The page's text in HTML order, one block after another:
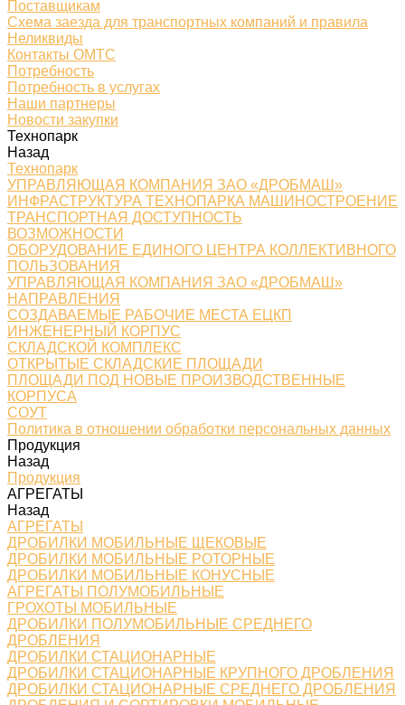
Поставщикам
Схема заезда для транспортных компаний и правила
Неликвиды
Контакты ОМТС
Потребность
Потребность в услугах
Наши партнеры
Новости закупки
Технопарк
Назад
Технопарк
УПРАВЛЯЮЩАЯ КОМПАНИЯ ЗАО «ДРОБМАШ»
ИНФРАСТРУКТУРА ТЕХНОПАРКА МАШИНОСТРОЕНИЕ
ТРАНСПОРТНАЯ ДОСТУПНОСТЬ
ВОЗМОЖНОСТИ
ОБОРУДОВАНИЕ ЕДИНОГО ЦЕНТРА КОЛЛЕКТИВНОГО
ПОЛЬЗОВАНИЯ
УПРАВЛЯЮЩАЯ КОМПАНИЯ ЗАО «ДРОБМАШ»
НАПРАВЛЕНИЯ
СОЗДАВАЕМЫЕ РАБОЧИЕ МЕСТА ЕЦКП
ИНЖЕНЕРНЫЙ КОРПУС
СКЛАДСКОЙ КОМПЛЕКС
ОТКРЫТЫЕ СКЛАДСКИЕ ПЛОЩАДИ
ПЛОЩАДИ ПОД НОВЫЕ ПРОИЗВОДСТВЕННЫЕ
КОРПУСА
СОУТ
Политика в отношении обработки персональных данных
Продукция
Назад
Продукция
АГРЕГАТЫ
Назад
АГРЕГАТЫ
ДРОБИЛКИ МОБИЛЬНЫЕ ЩЕКОВЫЕ
ДРОБИЛКИ МОБИЛЬНЫЕ РОТОРНЫЕ
ДРОБИЛКИ МОБИЛЬНЫЕ КОНУСНЫЕ
АГРЕГАТЫ ПОЛУМОБИЛЬНЫЕ
ГРОХОТЫ МОБИЛЬНЫЕ
ДРОБИЛКИ ПОЛУМОБИЛЬНЫЕ СРЕДНЕГО
ДРОБЛЕНИЯ
ДРОБИЛКИ СТАЦИОНАРНЫЕ
ДРОБИЛКИ СТАЦИОНАРНЫЕ КРУПНОГО ДРОБЛЕНИЯ
ДРОБИЛКИ СТАЦИОНАРНЫЕ СРЕДНЕГО ДРОБЛЕНИЯ